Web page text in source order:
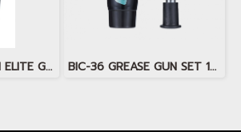
BIC-120G GOLDEN ELITE GREASE 120ml BIC-36 GREASE GUN SET 120ml